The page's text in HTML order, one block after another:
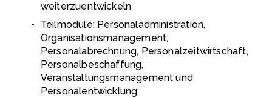
weiterzuentwickeln
Teilmodule: Personaladministration,
Organisationsmanagement,
Personalabrechnung, Personalzeitwirtschaft,
Personalbeschaffung,
Veranstaltungsmanagement und
Personalentwicklung